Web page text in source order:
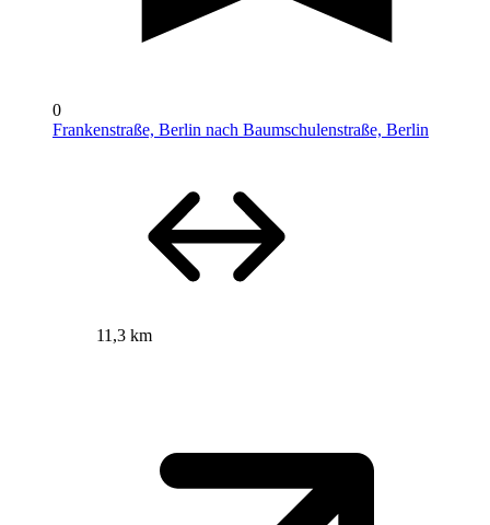
0
Frankenstraße, Berlin nach Baumschulenstraße, Berlin
11,3 km